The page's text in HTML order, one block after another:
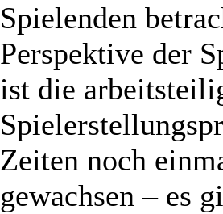
Spielenden
Perspektive der
ist die
Zeiten noch
gewachsen – es